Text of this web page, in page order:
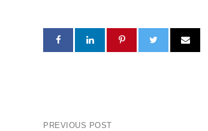
PREVIOUS POST